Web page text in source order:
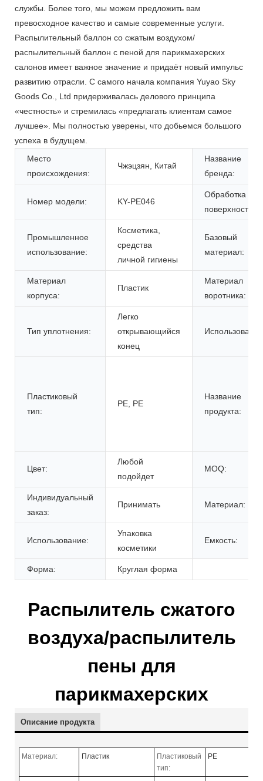
службы. Более того, мы можем предложить вам
превосходное качество и самые современные услуги.
Распылительный баллон со сжатым воздухом/
распылительный баллон с пеной для парикмахерских
салонов имеет важное значение и придаёт новый импульс
развитию отрасли. С самого начала компания Yuyao Sky
Goods Co., Ltd придерживалась делового принципа
«честность» и стремилась «предлагать клиентам самое
лучшее». Мы полностью уверены, что добьемся большого
успеха в будущем.
Место
происхождения:
Чжэцзян, Китай
Название
бренда:
Номер модели: KY-PE046
Обработка
поверхностей:
Промышленное
использование:
Косметика,
средства
личной гигиены
Базовый
материал:
Материал
корпуса:
Пластик
Материал
воротника:
Тип уплотнения:
Легко
открывающийся
конец
Использовать:
Пластиковый
тип:
PE, PE
Название
продукта:
Цвет:
Любой
подойдет
MOQ:
Индивидуальный
заказ:
Принимать Материал:
Использование:
Упаковка
косметики
Емкость:
Форма: Круглая форма
Распылитель сжатого
воздуха/распылитель
пены для
парикмахерских
Описание продукта
Материал: Пластик
Пластиковый
тип:
PE